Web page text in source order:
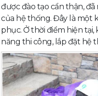
được đào tạo cẩn thận,
của hệ thống. Đây là một
phục. Ở thời điểm hiện
năng thi công, lắp đặt hệ